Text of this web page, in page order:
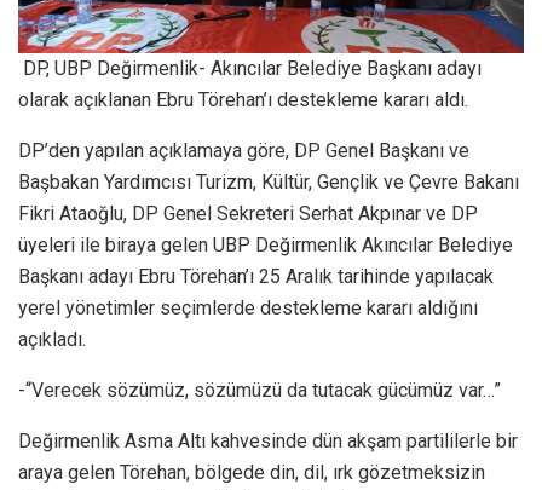
DP, UBP Değirmenlik- Akıncılar Belediye Başkanı adayı
olarak açıklanan Ebru Törehan’ı destekleme kararı aldı.
DP’den yapılan açıklamaya göre, DP Genel Başkanı ve
Başbakan Yardımcısı Turizm, Kültür, Gençlik ve Çevre Bakanı
Fikri Ataoğlu, DP Genel Sekreteri Serhat Akpınar ve DP
üyeleri ile biraya gelen UBP Değirmenlik Akıncılar Belediye
Başkanı adayı Ebru Törehan’ı 25 Aralık tarihinde yapılacak
yerel yönetimler seçimlerde destekleme kararı aldığını
açıkladı.
-“Verecek sözümüz, sözümüzü da tutacak gücümüz var…”
Değirmenlik Asma Altı kahvesinde dün akşam partililerle bir
araya gelen Törehan, bölgede din, dil, ırk gözetmeksizin